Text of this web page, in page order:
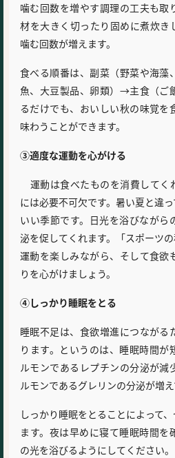
噛む回数を増やす調理の工夫も取
材を大きく切ったり固めに煮炊き
噛む回数が増えます。
食べる順番は、副菜（野菜や海
魚、大豆製品、卵類）→主食（ご
るだけでも、おいしい秋の味覚を
味わうことができます。
③適度な運動を心がける
運動は食べたものを消費してく
には必要不可欠です。暑い夏と違
いい季節です。日光を浴びながら
泌を促してくれます。「スポーツ
運動を楽しみながら、そして食欲
りを心がけましょう。
④しっかり睡眠をとる
睡眠不足は、食欲増進につながる
ります。というのは、睡眠時間が
ルモンであるレプチンの分泌が減
ルモンであるグレリンの分泌が増え
しっかり睡眠をとることによって
ます。夜は早めに寝て睡眠時間を
の光を浴びるようにしてください。